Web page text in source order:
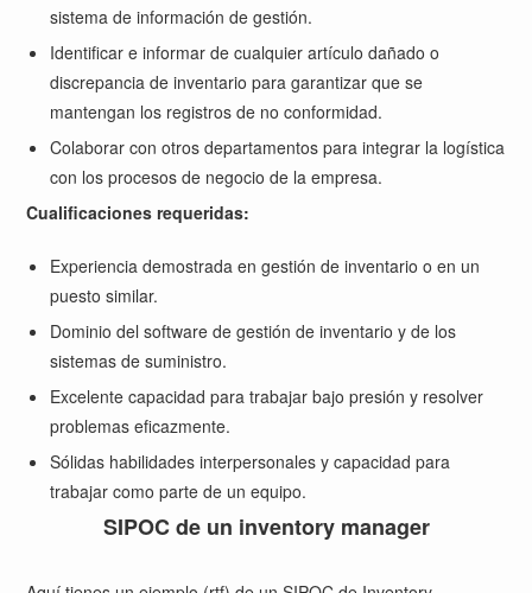
sistema de información de gestión.
Identificar e informar de cualquier artículo dañado o
discrepancia de inventario para garantizar que se
mantengan los registros de no conformidad.
Colaborar con otros departamentos para integrar la logística
con los procesos de negocio de la empresa.
Cualificaciones requeridas:
Experiencia demostrada en gestión de inventario o en un
puesto similar.
Dominio del software de gestión de inventario y de los
sistemas de suministro.
Excelente capacidad para trabajar bajo presión y resolver
problemas eficazmente.
Sólidas habilidades interpersonales y capacidad para
trabajar como parte de un equipo.
SIPOC de un inventory manager